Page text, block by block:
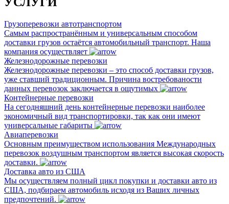
Грузоперевозки автотранспортом
Самым распространённым и универсальным способом
доставки грузов остаётся автомобильный транспорт. Наша
компания осуществляет
Железнодорожные перевозки
Железнодорожные перевозки – это способ доставки грузов,
уже ставший традиционным. Причина востребованости
данных перевозок заключается в ощутимых
Контейнерные перевозки
На сегодняшний день контейнерные перевозки наиболее
экономичный вид транспортировки, так как они имеют
универсальные габариты
Авиаперевозки
Основным преимуществом использования Международных
перевозок воздушным транспортом является высокая скорость
доставки.
Доставка авто из США
Мы осуществляем полный цикл покупки и доставки авто из
США, подбираем автомобиль исходя из Ваших личных
предпочтений.